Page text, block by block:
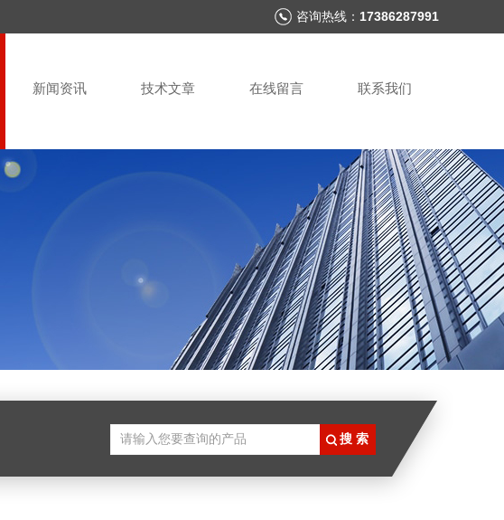
咨询热线： 17386287991
新闻资讯 技术文章 在线留言 联系我们